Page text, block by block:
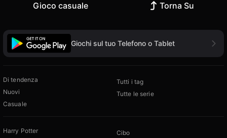
Gioco casuale Torna Su
Giochi sul tuo Telefono o Tablet
Di tendenza
Nuovi
Casuale
Tutti i tag
Tutte le serie
Harry Potter
Cibo